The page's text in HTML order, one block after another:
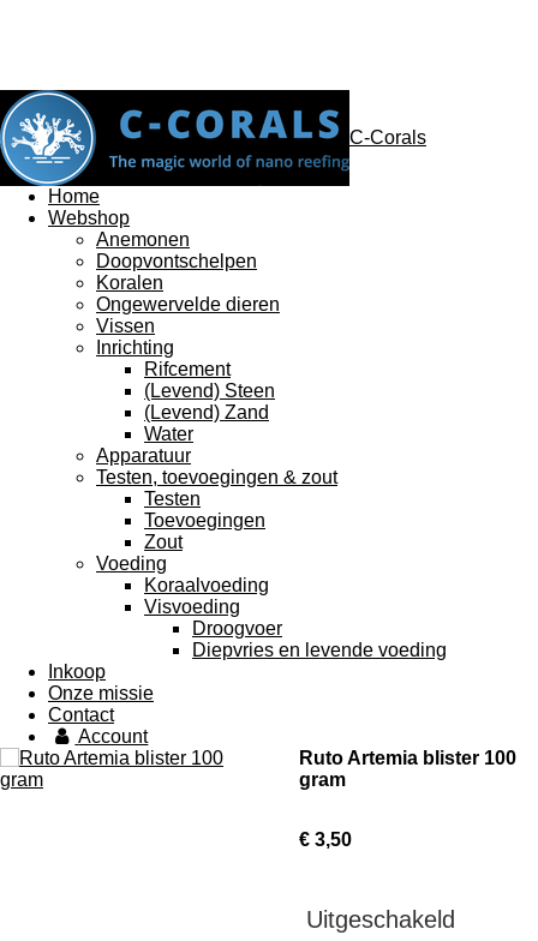
C-Corals
Home
Webshop
Anemonen
Doopvontschelpen
Koralen
Ongewervelde dieren
Vissen
Inrichting
Rifcement
(Levend) Steen
(Levend) Zand
Water
Apparatuur
Testen, toevoegingen & zout
Testen
Toevoegingen
Zout
Voeding
Koraalvoeding
Visvoeding
Droogvoer
Diepvries en levende voeding
Inkoop
Onze missie
Contact
Account
Ruto Artemia blister 100
gram
€ 3,50
Uitgeschakeld